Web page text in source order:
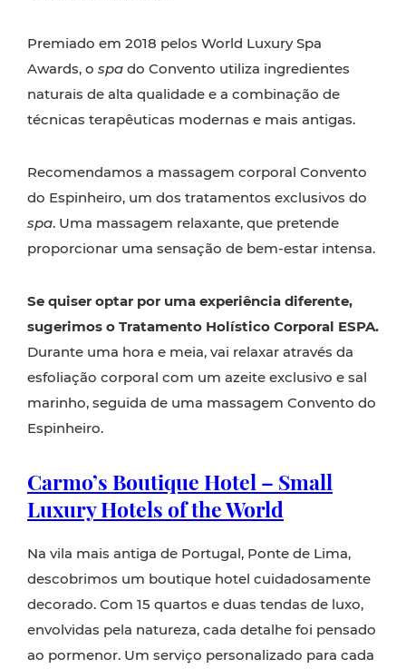
Premiado em 2018 pelos World Luxury Spa
Awards, o spa do Convento utiliza ingredientes
naturais de alta qualidade e a combinação de
técnicas terapêuticas modernas e mais antigas.
Recomendamos a massagem corporal Convento
do Espinheiro, um dos tratamentos exclusivos do
spa. Uma massagem relaxante, que pretende
proporcionar uma sensação de bem-estar intensa.
Se quiser optar por uma experiência diferente,
sugerimos o Tratamento Holístico Corporal ESPA.
Durante uma hora e meia, vai relaxar através da
esfoliação corporal com um azeite exclusivo e sal
marinho, seguida de uma massagem Convento do
Espinheiro.
Carmo’s Boutique Hotel – Small
Luxury Hotels of the World
Na vila mais antiga de Portugal, Ponte de Lima,
descobrimos um boutique hotel cuidadosamente
decorado. Com 15 quartos e duas tendas de luxo,
envolvidas pela natureza, cada detalhe foi pensado
ao pormenor. Um serviço personalizado para cada